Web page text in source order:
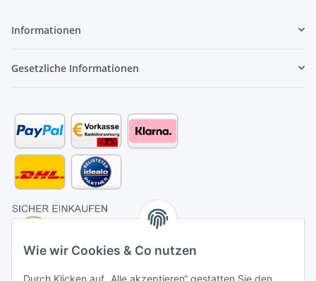
Informationen
Gesetzliche Informationen
Wie wir Cookies & Co nutzen